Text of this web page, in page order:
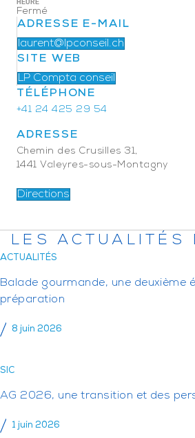
HEURE
Fermé
ADRESSE E-MAIL
laurent@lpconseil.ch
SITE WEB
LP Compta conseil
TÉLÉPHONE
+41 24 425 29 54
ADRESSE
Chemin des Crusilles 31,
1441 Valeyres-sous-Montagny
Directions
LES ACTUALITÉS
ACTUALITÉS
Balade gourmande, une deuxième
préparation
8 juin 2026
SIC
AG 2026, une transition et des
1 juin 2026